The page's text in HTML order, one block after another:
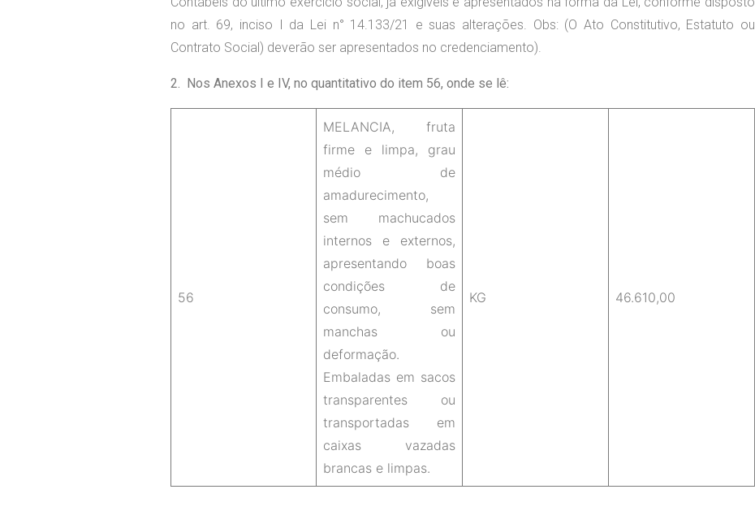
no art. 69, inciso I da Lei n° 14.133/21 e suas alterações. Obs: (O Ato Constitutivo, Estatuto ou
Contrato Social) deverão ser apresentados no credenciamento).
2. Nos Anexos I e IV, no quantitativo do item 56, onde se lê:
56
MELANCIA, fruta
firme e limpa, grau
médio de
amadurecimento,
sem machucados
internos e externos,
apresentando boas
condições de
consumo, sem
manchas ou
deformação.
Embaladas em sacos
transparentes ou
transportadas em
caixas vazadas
brancas e limpas.
KG 46.610,00